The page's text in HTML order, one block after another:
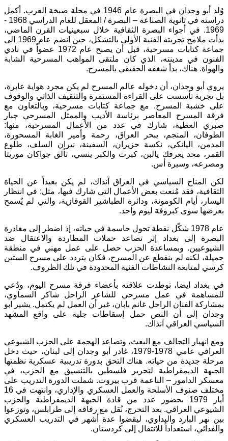
وُلد أبو وجدان في البصرة عام 1946 في محلة صبخة العرب. أكمل
دراسته في ثانوية الصناعة – البصرة / المعقل للعام الدراسي 1968 -
1969. في أجواء البصرة الثقافية خلال سبعينيات القرن الماضي،
بدأت ملامح تجربته الفنية الأولى بالتشكل، حين انضم عام 1969 الى
جماعة كتابات مسرحية، قبل أن يصبح عام 1972 عضواً في نادي
الفنون في مدينته، الذي كان ملتقى المواهب المسرحية الشابة
والهواة. هناك، بدأ شغفه الحقيقي بالمسرح.
يروي أبو وجدان، أن دخوله عالم المسرح لم يكن مجرد هواية عابرة،
بل تجربة تأسست على القراءة المستمرة والتثقيف الذاتي والوقوف
على خشبة المسرح. مع جماعة كتابات مسرحية، وبالتعاون مع
فرقة المسرح المعاصر برئاسة الأديب والممثل المسرحي جبار
صبري العطية، شارك في عدد من الأعمال المسرحية، منها:
الطوفان، المنجم، يبحر العراق، رحمة وأمير الغابة المسحورة،
المدمن، اليانكي، نكسة حزيران، السفينة، نيران السلف، طلوع
القمر، محد يعرفك يالبن، كبرت والكبر ينسي، تألق جواكان موريتا
ومصرعه، وسيرة أس.
لكن المناخ السياسي في العراق آنذاك، لم يكن بعيداً عن الحياة
الثقافية، فقد مُنعت بعض الأعمال التي شارك فيها، مثل: في انتظار
اليسار، أيام الكومونة، ودائرة الطباشير القوقازية، والتي لم يُسمح
بعرضها سوى كبروفة ليوم واحد.
عام 1978 شكّل نقطة تحول حاسمة في حياته، إذ اضطر إلى مغادرة
البصرة إلى بغداد إثر تصاعد حملات المطاردة والاعتقال ضد
الشيوعيين. وبمساعدة الحزب حصل على عمل مهني في منطقة
جميلة، لكنه لم ينقطع عن المسرح، فكان يتردد على مسرح الستين
كرسي لمتابعة النشاطات الفنية المحدودة في تلك الظروف.
في بغداد ايضا، توطدت علاقته بأعضاء فرقة مسرح اليوم، ودُعي
للمساهمة في عمل مسرحي للشاعر الراحل شاكر السماوي،
بمشاركة الفنان الراحل غانم بابان، غير أن العمل لم يكتمل. يشير ابو
وجدان إلى أن النص حمل إسقاطات جلية على واقع المشهد
السياسي العراقي آنذاك.
ومع انهيار التحالف مع البعث، وتصاعد الهجمة على الحزب الشيوعي
العراقي عامي 1978-1979، غادر أبو وجدان إلى لبنان، حيث دخل
مرحلة جديدة من حياته. هناك التحق بدورة تدريبية عسكرية نظمتها
الجبهة الديمقراطية لتحرير فلسطين بالتنسيق مع الحزب، في
معسكر الدامور – الناعمة قرب بيروت. شملت الدورة التدريب على
مختلف صنوف الأسلحة والعمل العسكري والإداري، وانتهت في 16
أيار 1979 بحضور عدد من قادة الجبهة الديمقراطية والحزب
الشيوعي العراقي. بعد التخرج، نُقل مع رفاقه إلى طرابلس، وتوزعوا
بين نهر البارد والبداوي، ليقضوا عدة أشهر في التدريب العسكري
والفدائي، استعداداً للانتقال إلى كردستان.